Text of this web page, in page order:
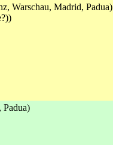
Warschau, Madrid, Padua)
Padua)